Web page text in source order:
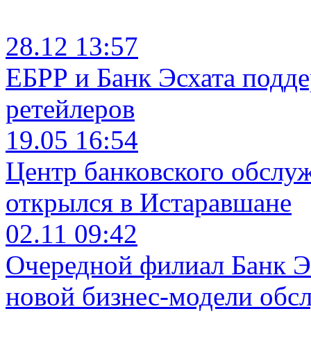
28.12 13:57
ЕБРР и Банк Эсхата
ретейлеров
19.05 16:54
Центр банковского
открылся в Истаравшане
02.11 09:42
Очередной филиал Банк
новой бизнес-модели